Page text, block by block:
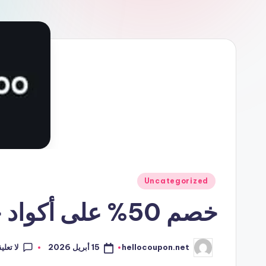
نُشرUncategorized
خصم 50% على أكواد خصم هاكو Hacoo App
تمّ
النشر
hellocoupon.net 15 أبريل 2026 لا